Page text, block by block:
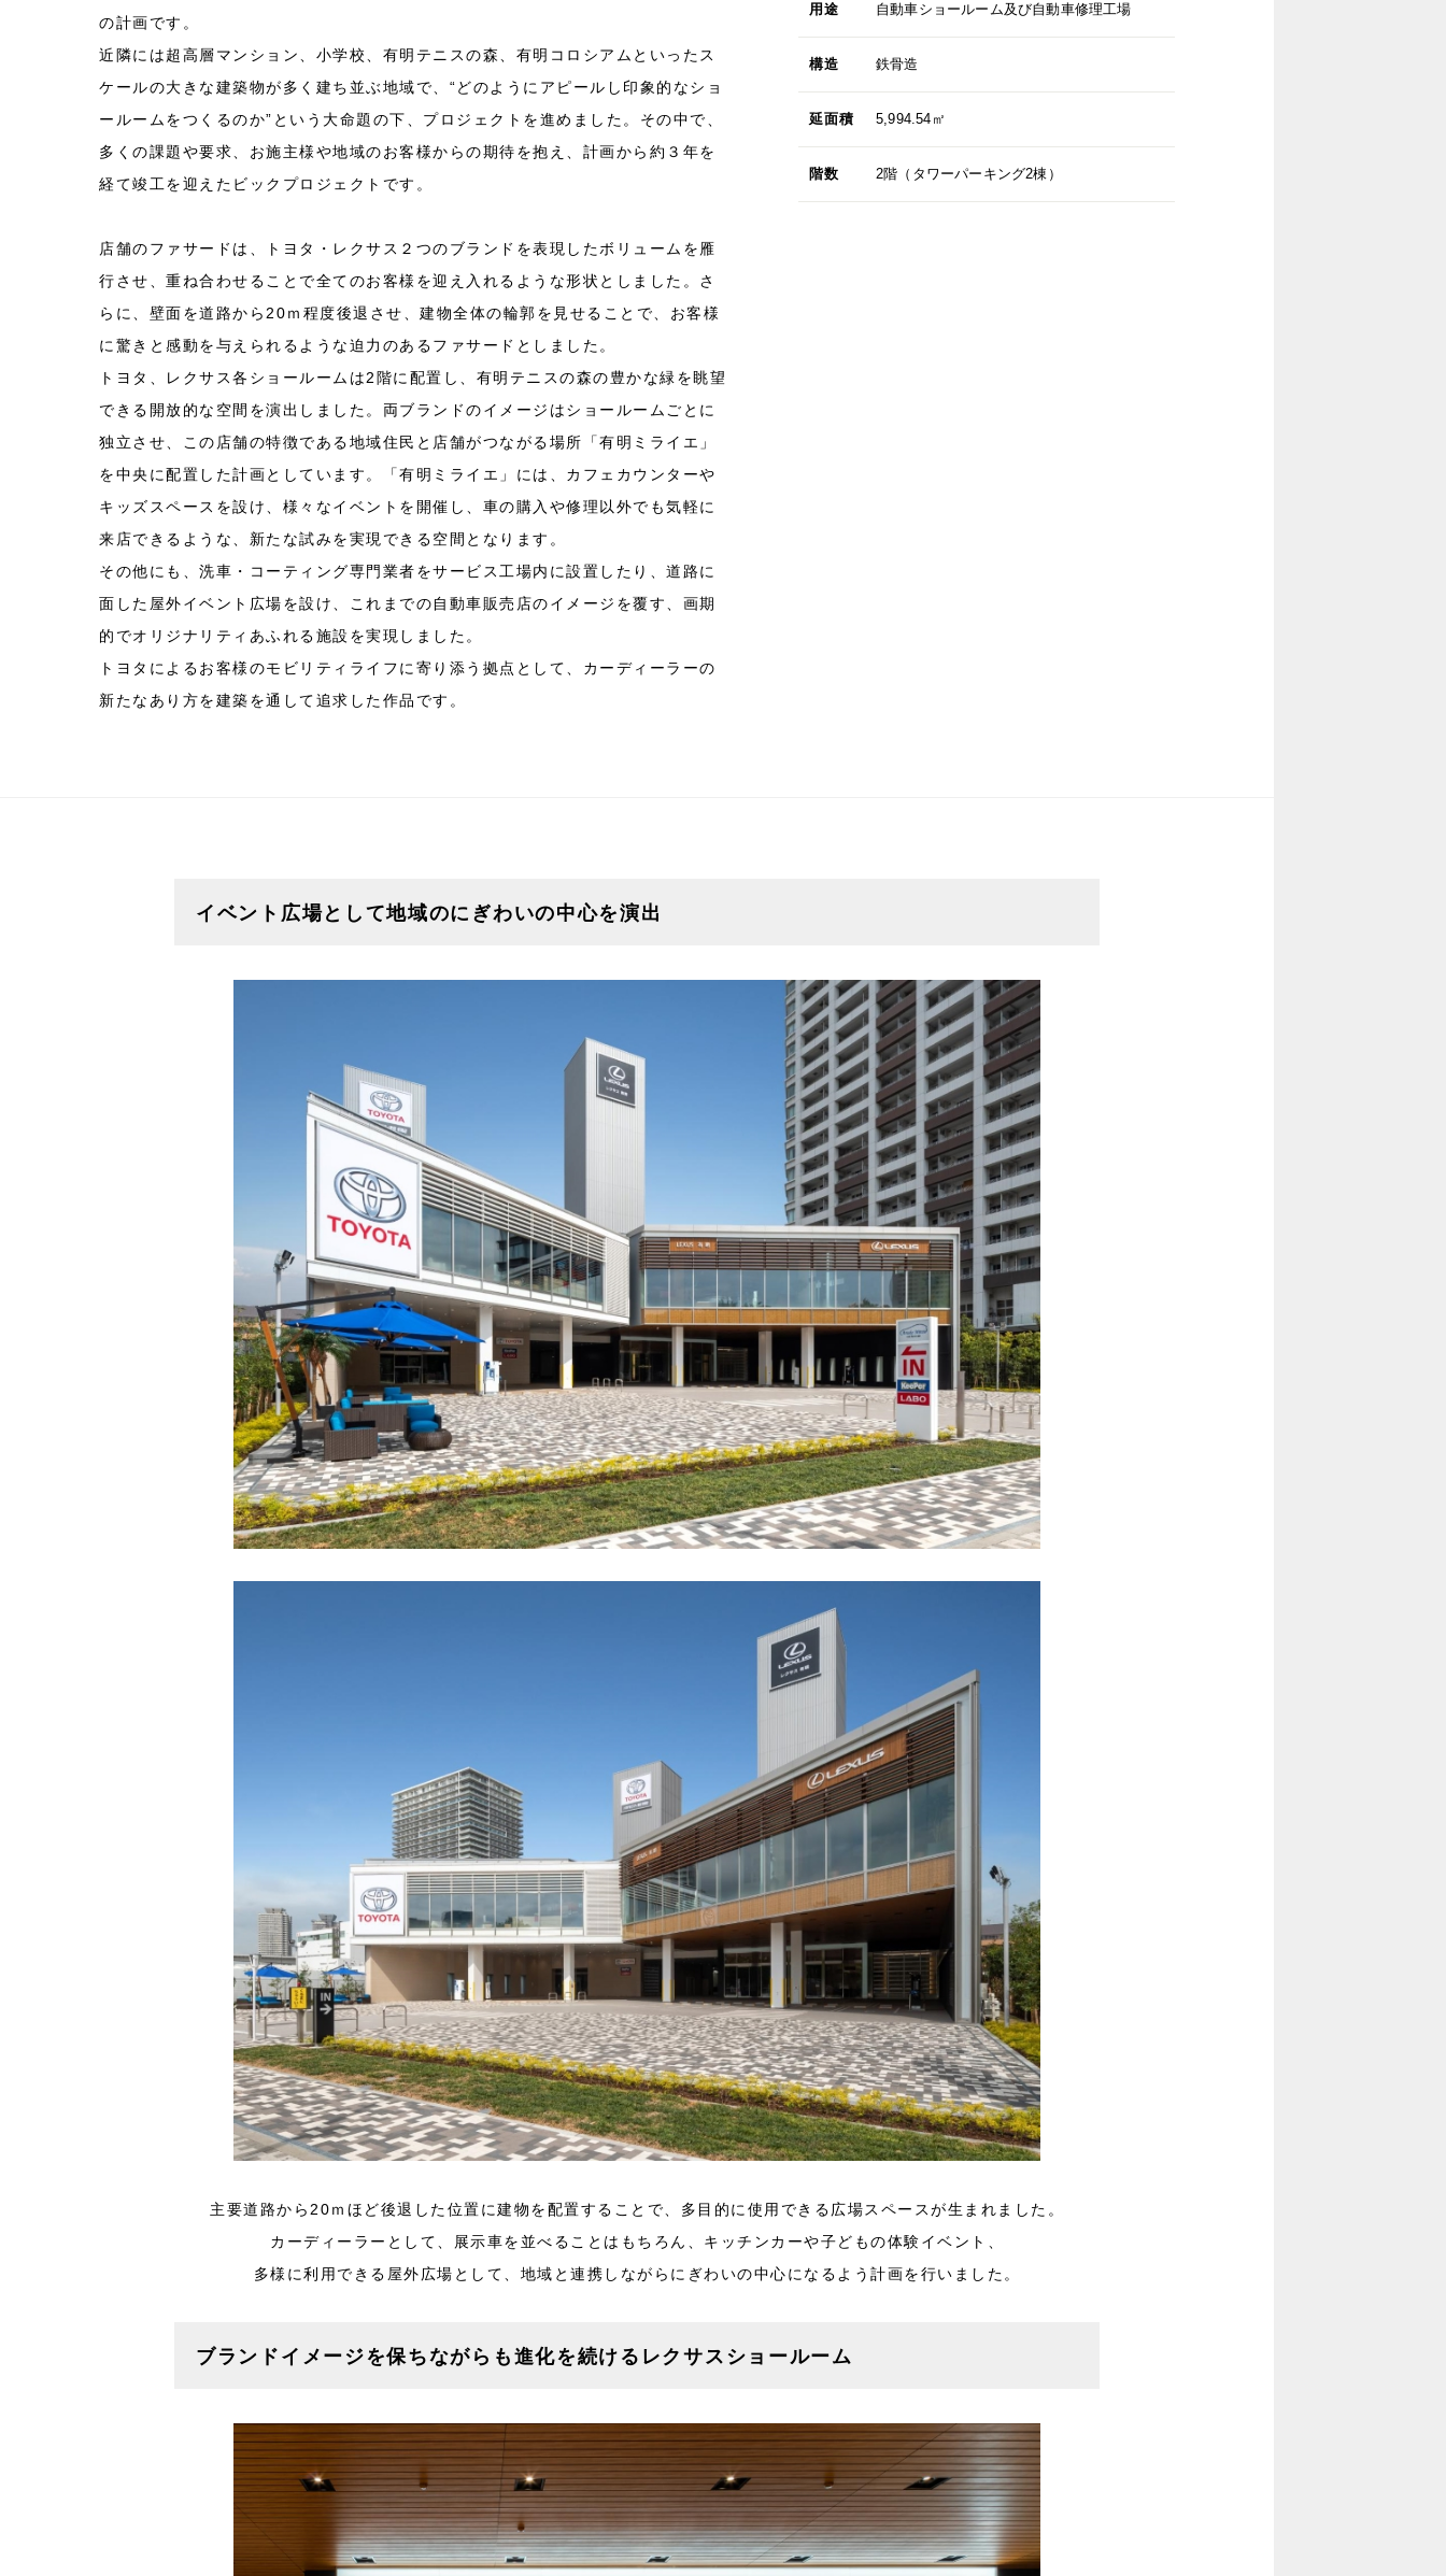
の計画です。
近隣には超高層マンション、小学校、有明テニスの森、有明コロシアムといったス
ケールの大きな建築物が多く建ち並ぶ地域で、“どのようにアピールし印象的なショ
ールームをつくるのか”という大命題の下、プロジェクトを進めました。その中で、
多くの課題や要求、お施主様や地域のお客様からの期待を抱え、計画から約３年を
経て竣工を迎えたビックプロジェクトです。
店舗のファサードは、トヨタ・レクサス２つのブランドを表現したボリュームを雁
行させ、重ね合わせることで全てのお客様を迎え入れるような形状としました。さ
らに、壁面を道路から20ｍ程度後退させ、建物全体の輪郭を見せることで、お客様
に驚きと感動を与えられるような迫力のあるファサードとしました。
トヨタ、レクサス各ショールームは2階に配置し、有明テニスの森の豊かな緑を眺望
できる開放的な空間を演出しました。両ブランドのイメージはショールームごとに
独立させ、この店舗の特徴である地域住民と店舗がつながる場所「有明ミライエ」
を中央に配置した計画としています。「有明ミライエ」には、カフェカウンターや
キッズスペースを設け、様々なイベントを開催し、車の購入や修理以外でも気軽に
来店できるような、新たな試みを実現できる空間となります。
その他にも、洗車・コーティング専門業者をサービス工場内に設置したり、道路に
面した屋外イベント広場を設け、これまでの自動車販売店のイメージを覆す、画期
的でオリジナリティあふれる施設を実現しました。
トヨタによるお客様のモビリティライフに寄り添う拠点として、カーディーラーの
新たなあり方を建築を通して追求した作品です。
用途 自動車ショールーム及び自動車修理工場
構造 鉄骨造
延面積 5,994.54㎡
階数 2階（タワーパーキング2棟）
イベント広場として地域のにぎわいの中心を演出
主要道路から20ｍほど後退した位置に建物を配置することで、多目的に使用できる広場スペースが生まれました。
カーディーラーとして、展示車を並べることはもちろん、キッチンカーや子どもの体験イベント、
多様に利用できる屋外広場として、地域と連携しながらにぎわいの中心になるよう計画を行いました。
ブランドイメージを保ちながらも進化を続けるレクサスショールーム